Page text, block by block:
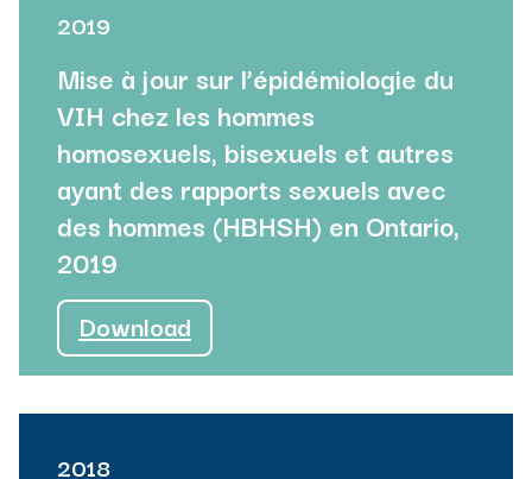
2019
Mise à jour sur l’épidémiologie du
VIH chez les hommes
homosexuels, bisexuels et autres
ayant des rapports sexuels avec
des hommes (HBHSH) en Ontario,
2019
Download
2018